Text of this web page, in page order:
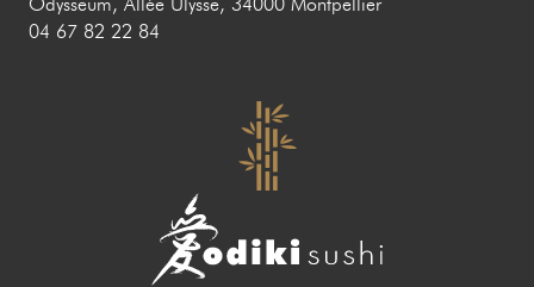
04 67 82 22 84